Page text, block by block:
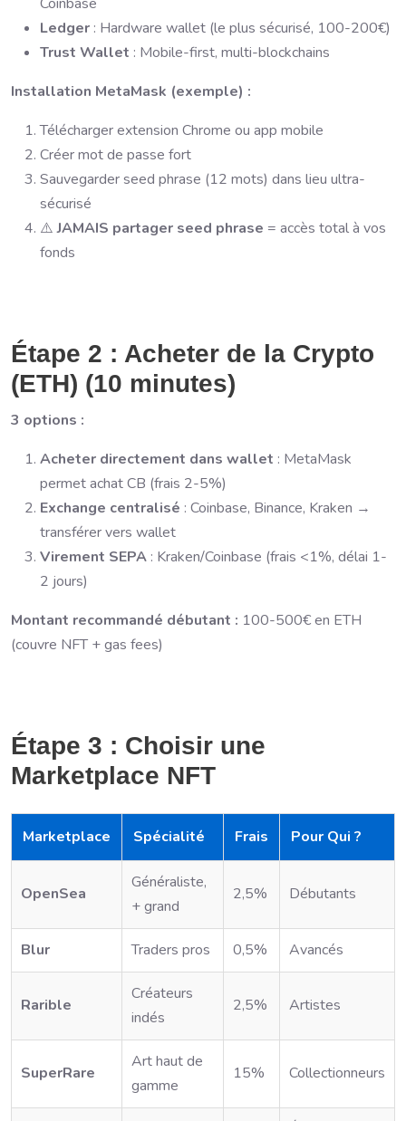
Ledger : Hardware wallet (le plus sécurisé, 100-200€)
Trust Wallet : Mobile-first, multi-blockchains
Installation MetaMask (exemple) :
Télécharger extension Chrome ou app mobile
Créer mot de passe fort
Sauvegarder seed phrase (12 mots) dans lieu ultra-
sécurisé
⚠️JAMAIS partager seed phrase = accès total à vos
fonds
Étape 2 : Acheter de la Crypto
(ETH) (10 minutes)
3 options :
Acheter directement dans wallet : MetaMask
permet achat CB (frais 2-5%)
Exchange centralisé : Coinbase, Binance, Kraken →
transférer vers wallet
Virement SEPA : Kraken/Coinbase (frais <1%, délai 1-
2 jours)
Montant recommandé débutant : 100-500€ en ETH
(couvre NFT + gas fees)
Étape 3 : Choisir une
Marketplace NFT
Marketplace Spécialité Frais Pour Qui ?
OpenSea
Généraliste,
+ grand
2,5% Débutants
Blur Traders pros 0,5% Avancés
Rarible
Créateurs
indés
2,5% Artistes
SuperRare
Art haut de
gamme
15% Collectionneurs